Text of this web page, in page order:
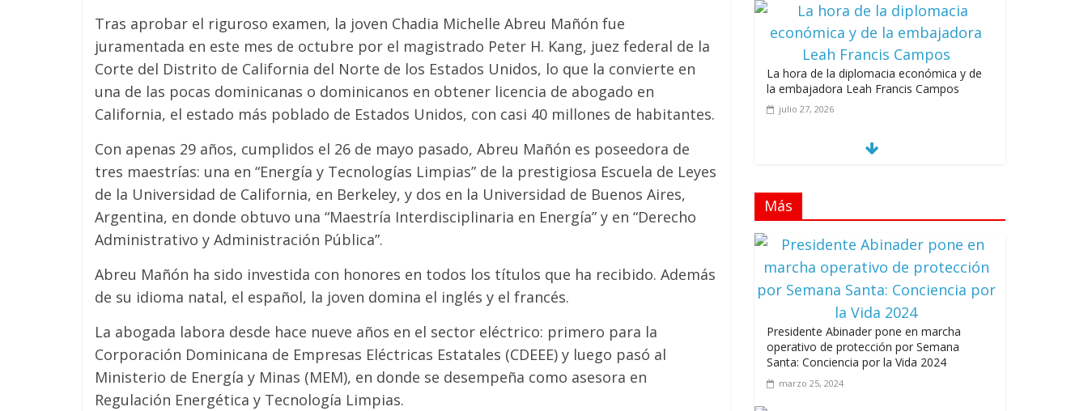
Tras aprobar el riguroso examen, la joven Chadia Michelle Abreu Mañón fue
juramentada en este mes de octubre por el magistrado Peter H. Kang, juez federal de la
Corte del Distrito de California del Norte de los Estados Unidos, lo que la convierte en
una de las pocas dominicanas o dominicanos en obtener licencia de abogado en
California, el estado más poblado de Estados Unidos, con casi 40 millones de habitantes.
Con apenas 29 años, cumplidos el 26 de mayo pasado, Abreu Mañón es poseedora de
tres maestrías: una en “Energía y Tecnologías Limpias” de la prestigiosa Escuela de Leyes
de la Universidad de California, en Berkeley, y dos en la Universidad de Buenos Aires,
Argentina, en donde obtuvo una “Maestría Interdisciplinaria en Energía” y en “Derecho
Administrativo y Administración Pública”.
Abreu Mañón ha sido investida con honores en todos los títulos que ha recibido. Además
de su idioma natal, el español, la joven domina el inglés y el francés.
La abogada labora desde hace nueve años en el sector eléctrico: primero para la
Corporación Dominicana de Empresas Eléctricas Estatales (CDEEE) y luego pasó al
Ministerio de Energía y Minas (MEM), en donde se desempeña como asesora en
Regulación Energética y Tecnología Limpias.
La hora de la diplomacia económica y de
la embajadora Leah Francis Campos
julio 27, 2026
Los casarolazos no tienen colores
patidarios
Llevar los Juegos XXV Juegos
Centroamericanos y del Caribe a las plazas
y parques del país
junio 15, 2026
Más
Presidente Abinader pone en marcha
operativo de protección por Semana
Santa: Conciencia por la Vida 2024
marzo 25, 2024